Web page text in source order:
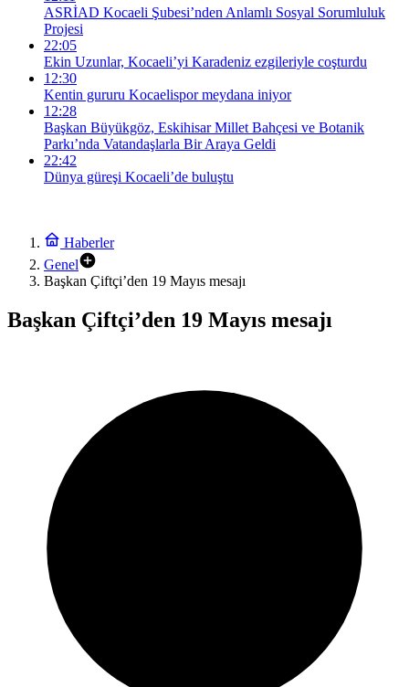
ASRİAD Kocaeli Şubesi’nden Anlamlı Sosyal Sorumluluk
Projesi
22:05
Ekin Uzunlar, Kocaeli’yi Karadeniz ezgileriyle coşturdu
12:30
Kentin gururu Kocaelispor meydana iniyor
12:28
Başkan Büyükgöz, Eskihisar Millet Bahçesi ve Botanik
Parkı’nda Vatandaşlarla Bir Araya Geldi
22:42
Dünya güreşi Kocaeli’de buluştu
Haberler
Genel
Başkan Çiftçi’den 19 Mayıs mesajı
Başkan Çiftçi’den 19 Mayıs mesajı